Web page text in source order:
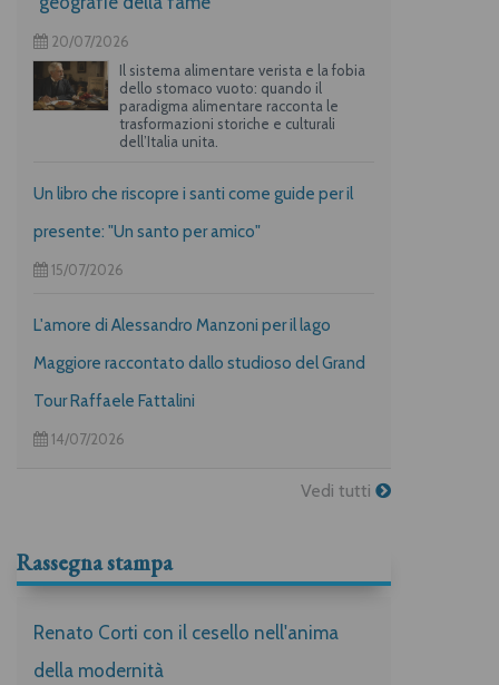
20/07/2026
Il sistema alimentare verista e la fobia
dello stomaco vuoto: quando il
paradigma alimentare racconta le
trasformazioni storiche e culturali
dell’Italia unita.
Un libro che riscopre i santi come guide per il
presente: "Un santo per amico"
15/07/2026
L'amore di Alessandro Manzoni per il lago
Maggiore raccontato dallo studioso del Grand
Tour Raffaele Fattalini
14/07/2026
Vedi tutti
Rassegna stampa
Renato Corti con il cesello nell'anima
della modernità